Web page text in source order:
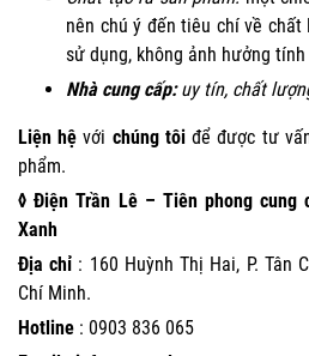
nên chú ý đến tiêu chí về
sử dụng, không ảnh hưởng
Nhà cung cấp:uy tín, chất
Liện hệ với chúng tôi để được tư
phẩm.
◊ Điện Trần Lê – Tiên phong cung
Xanh
Địa chỉ : 160 Huỳnh Thị Hai, P. Tân
Chí Minh.
Hotline : 0903 836 065